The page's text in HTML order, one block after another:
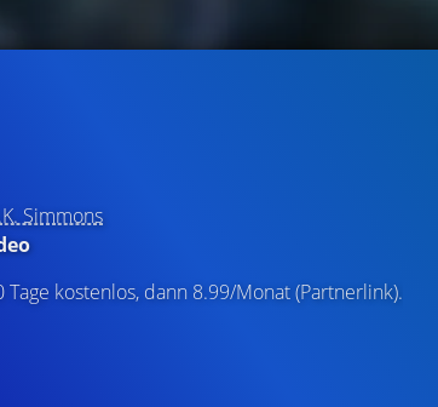
Simmons
Tage kostenlos, dann 8.99/Monat (Partnerlink).